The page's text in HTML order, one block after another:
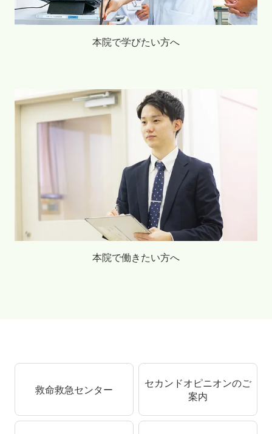
本院で学びたい方へ
本院で働きたい方へ
救命救急センター
セカンドオピニオンのご
案内